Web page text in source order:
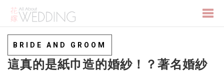
BRIDE AND GROOM
這真的是紙巾造的婚紗！？著名婚紗